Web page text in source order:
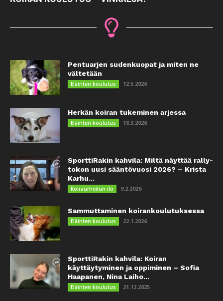
Pentuarjen sudenkuopat ja miten ne
vältetään
Eläinten koulutus 12.5.2026
Herkän koiran tukeminen arjessa
Eläinten koulutus 18.3.2026
SporttiRakin kahvila: Miltä näyttää rally-
tokon uusi sääntövuosi 2026? – Krista
Karhu...
Koiraurheilun ilo 9.2.2026
Sammuttaminen koirankoulutuksessa
Eläinten koulutus 22.1.2026
SporttiRakin kahvila: Koiran
käyttäytyminen ja oppiminen – Sofia
Haapanen, Nina Laiho...
Eläinten koulutus 21.12.2025